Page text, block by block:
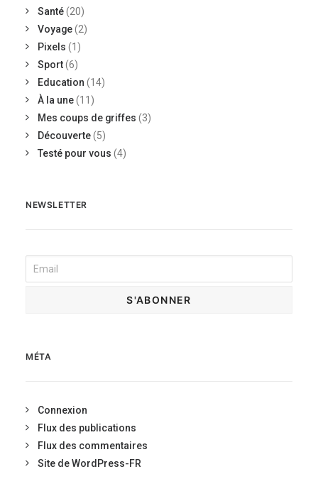
Santé(20)
Voyage(2)
Pixels (1)
Sport(6)
Education (14)
À la une(11)
Mes coups de griffes (3)
Découverte(5)
Testé pour vous (4)
NEWSLETTER
MÉTA
Connexion
Flux des publications
Flux des commentaires
Site de WordPress-FR